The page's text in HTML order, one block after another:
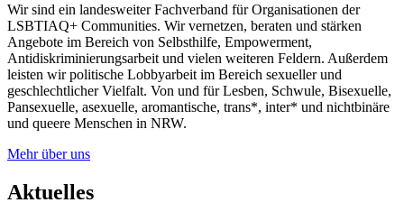
Wir sind ein landesweiter Fachverband für Organisationen der
LSBTIAQ+ Communities. Wir vernetzen, beraten und stärken
Angebote im Bereich von Selbsthilfe, Empowerment,
Antidiskriminierungsarbeit und vielen weiteren Feldern. Außerdem
leisten wir politische Lobbyarbeit im Bereich sexueller und
geschlechtlicher Vielfalt. Von und für Lesben, Schwule, Bisexuelle,
Pansexuelle, asexuelle, aromantische, trans*, inter* und nichtbinäre
und queere Menschen in NRW.
Mehr über uns
Aktuelles